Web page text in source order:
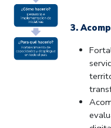
3.